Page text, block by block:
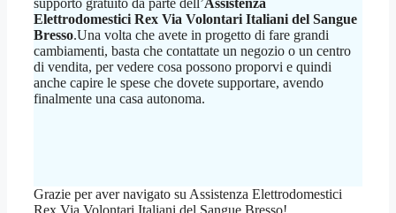
supporto gratuito da parte dell’Assistenza
Elettrodomestici Rex Via Volontari Italiani del Sangue
Bresso.Una volta che avete in progetto di fare grandi
cambiamenti, basta che contattate un negozio o un centro
di vendita, per vedere cosa possono proporvi e quindi
anche capire le spese che dovete supportare, avendo
finalmente una casa autonoma.
Grazie per aver navigato su Assistenza Elettrodomestici
Rex Via Volontari Italiani del Sangue Bresso!